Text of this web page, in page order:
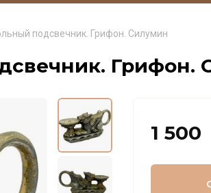
подсвечник. Грифон. Силумин
Грифон.
1 500